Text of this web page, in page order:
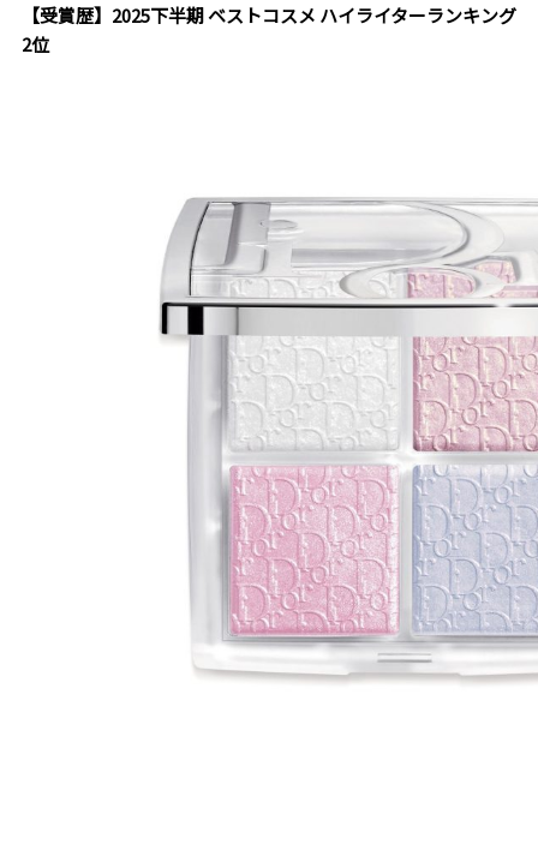
【受賞歴】2025下半期 ベストコスメ ハイライターランキング
2位